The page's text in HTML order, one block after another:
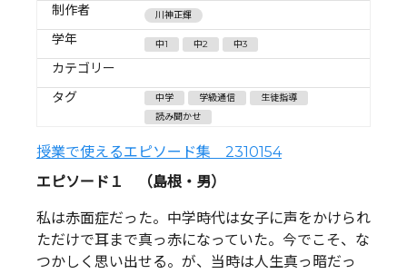
制作者
川神正輝
学年 中1 中2 中3
カテゴリー
タグ
中学 学級通信
生徒指導
読み聞かせ
授業で使えるエピソード集 2310154
エピソード１ （島根・男）
私は赤面症だった。中学時代は女子に声をかけられ
ただけで耳まで真っ赤になっていた。今でこそ、な
つかしく思い出せる。が、当時は人生真っ暗だっ